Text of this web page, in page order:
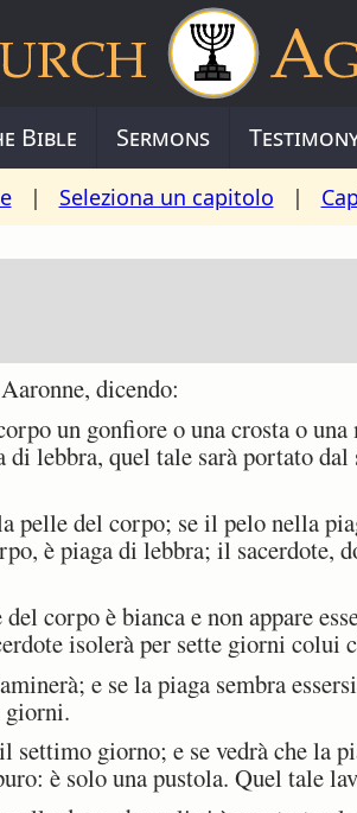
Bible Sermons
| Seleziona un capitolo |
dicendo:
un gonfiore o una crosta o
lebbra, quel tale sarà portato dal
pelle del corpo; se il pelo nella
è piaga di lebbra; il sacerdote,
corpo è bianca e non appare
isolerà per sette giorni colui
e se la piaga sembra
giorni.
giorno; e se vedrà che la
è solo una pustola. Quel tale